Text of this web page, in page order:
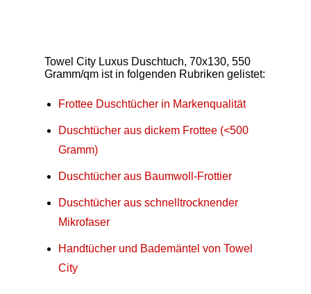
Towel City Luxus Duschtuch, 70x130, 550
Gramm/qm ist in folgenden Rubriken gelistet:
Frottee Duschtücher in Markenqualität
Duschtücher aus dickem Frottee (<500
Gramm)
Duschtücher aus Baumwoll-Frottier
Duschtücher aus schnelltrocknender
Mikrofaser
Handtücher und Bademäntel von Towel
City